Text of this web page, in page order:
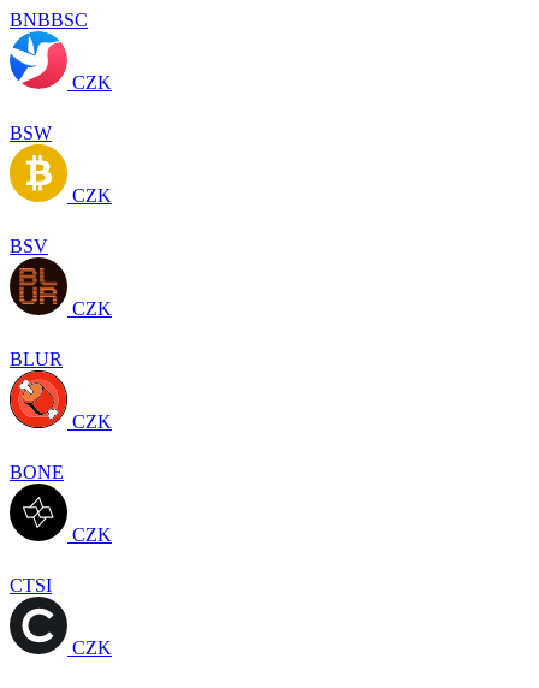
BNBBSC
CZK
BSW
CZK
BSV
CZK
BLUR
CZK
BONE
CZK
CTSI
CZK